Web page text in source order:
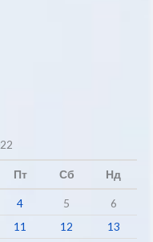
Пт Сб Нд
4 5
6
11 12
13